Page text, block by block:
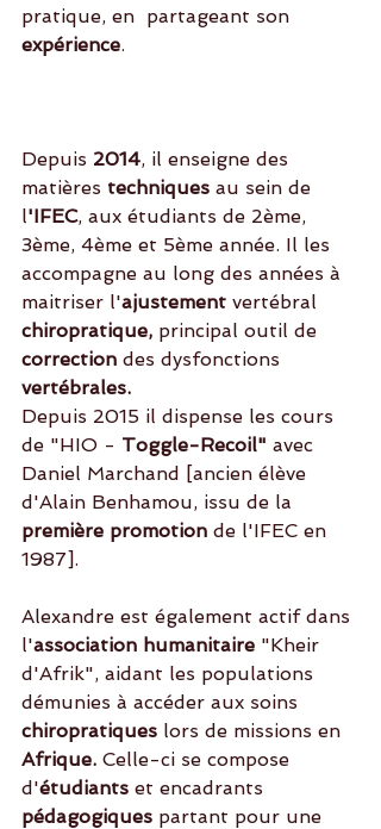
pratique, en  partageant son
expérience.
Depuis 2014, il enseigne des
matières techniques au sein de
l'IFEC, aux étudiants de 2ème,
3ème, 4ème et 5ème année. Il les
accompagne au long des années à
maitriser l'ajustement vertébral
chiropratique, principal outil de
correction des dysfonctions
vertébrales.
Depuis 2015 il dispense les cours
de "HIO - Toggle-Recoil" avec
Daniel Marchand [ancien élève
d'Alain Benhamou, issu de la
première promotion de l'IFEC en
1987].
Alexandre est également actif dans
l'association humanitaire "Kheir
d'Afrik", aidant les populations
démunies à accéder aux soins
chiropratiques lors de missions en
Afrique. Celle-ci se compose
d'étudiants et encadrants
pédagogiques partant pour une